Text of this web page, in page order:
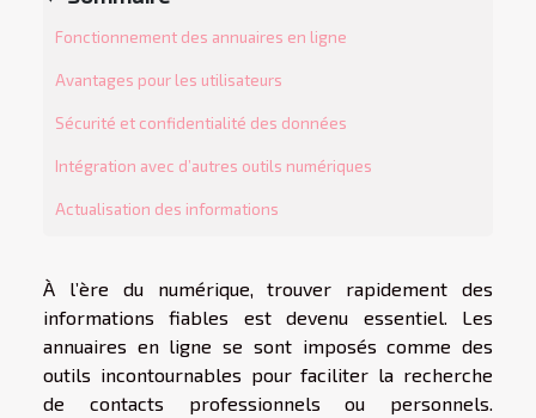
Fonctionnement des annuaires en ligne
Avantages pour les utilisateurs
Sécurité et confidentialité des données
Intégration avec d’autres outils numériques
Actualisation des informations
À l’ère du numérique, trouver rapidement des
informations fiables est devenu essentiel. Les
annuaires en ligne se sont imposés comme des
outils incontournables pour faciliter la recherche
de contacts professionnels ou personnels.